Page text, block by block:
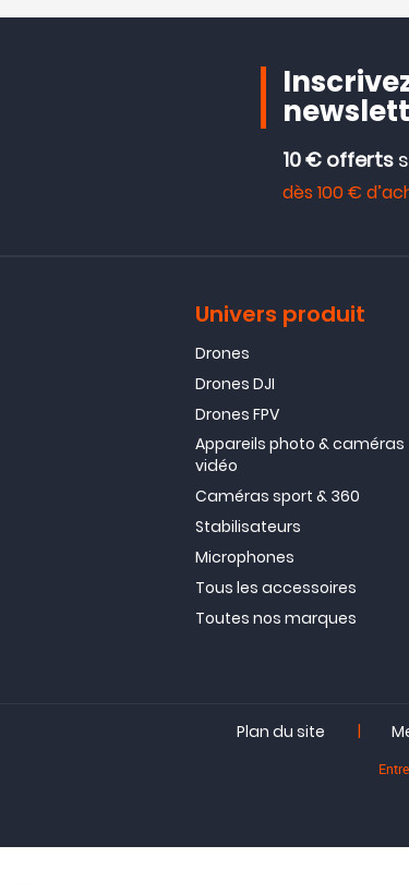
10 € offerts
dès 100 €
Univers produit
Drones
Drones DJI
Drones FPV
Appareils photo & caméras
vidéo
Caméras sport & 360
Stabilisateurs
Microphones
Tous les accessoires
Toutes nos marques
Plan du site |